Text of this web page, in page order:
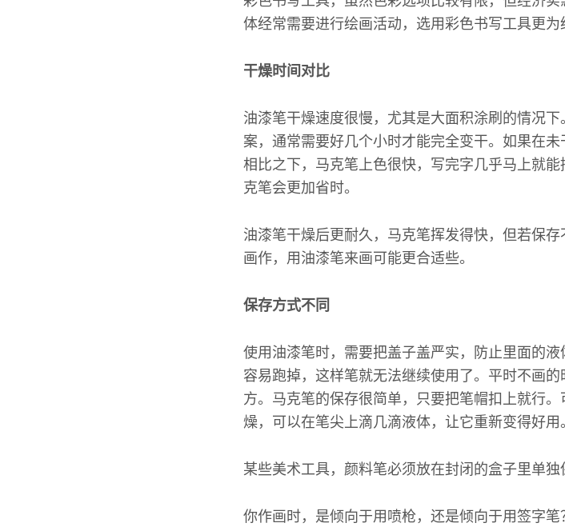
体经常需要进行绘画活动，选用彩色书写工具更为
干燥时间对比
油漆笔干燥速度很慢，尤其是大面积涂刷的情况
案，通常需要好几个小时才能完全变干。如果在未
相比之下，马克笔上色很快，写完字几乎马上就
克笔会更加省时。
油漆笔干燥后更耐久，马克笔挥发得快，但若保
画作，用油漆笔来画可能更合适些。
保存方式不同
使用油漆笔时，需要把盖子盖严实，防止里面的
容易跑掉，这样笔就无法继续使用了。平时不画
方。马克笔的保存很简单，只要把笔帽扣上就行
燥，可以在笔尖上滴几滴液体，让它重新变得好用
某些美术工具，颜料笔必须放在封闭的盒子里单独
你作画时，是倾向于用喷枪，还是倾向于用签字